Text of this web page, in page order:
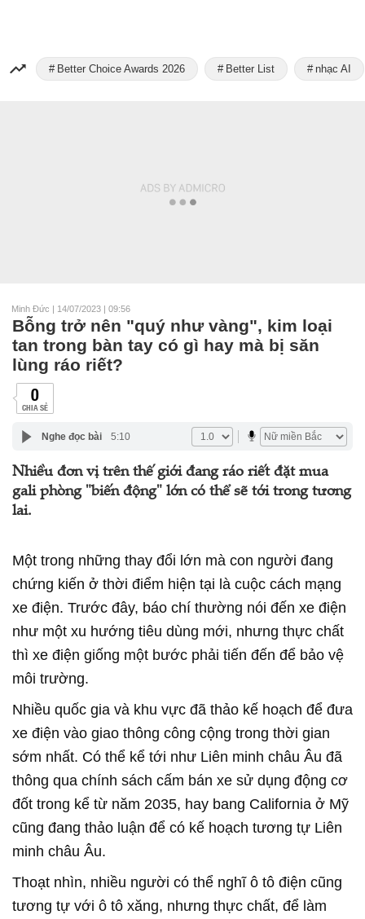
Better Choice Awards 2026 Better List nhạc AI
Minh Đức | 14/07/2023 | 09:56
Bỗng trở nên "quý như vàng", kim loại
tan trong bàn tay có gì hay mà bị săn
lùng ráo riết?
0
CHIA SẺ
Nghe đọc bài 5:10
Nhiều đơn vị trên thế giới đang ráo riết đặt mua
gali phòng "biến động" lớn có thể sẽ tới trong tương
lai.
Một trong những thay đổi lớn mà con người đang
chứng kiến ở thời điểm hiện tại là cuộc cách mạng
xe điện. Trước đây, báo chí thường nói đến xe điện
như một xu hướng tiêu dùng mới, nhưng thực chất
thì xe điện giống một bước phải tiến đến để bảo vệ
môi trường.
Nhiều quốc gia và khu vực đã thảo kế hoạch để đưa
xe điện vào giao thông công cộng trong thời gian
sớm nhất. Có thể kể tới như Liên minh châu Âu đã
thông qua chính sách cấm bán xe sử dụng động cơ
đốt trong kể từ năm 2035, hay bang California ở Mỹ
cũng đang thảo luận để có kế hoạch tương tự Liên
minh châu Âu.
Thoạt nhìn, nhiều người có thể nghĩ ô tô điện cũng
tương tự với ô tô xăng, nhưng thực chất, để làm